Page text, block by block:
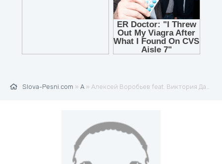
Slova-Pesni.com » А » Алексей Воробьев feat. Виктория Дайнеко